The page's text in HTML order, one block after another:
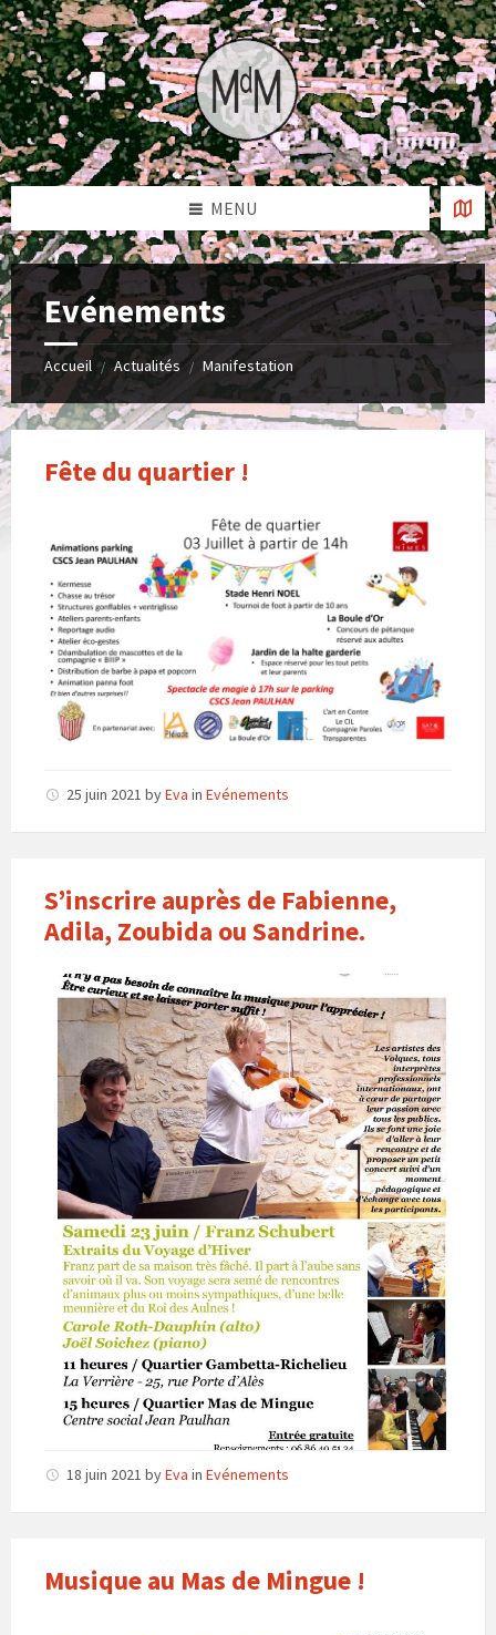
Skip
to
content
Skip
to
left
sidebar
Skip
to
footer
MENU
Evénements
Accueil / Actualités / Manifestation
Fête du quartier !
25 juin 2021 byEva in Evénements
S’inscrire auprès de Fabienne,
Adila, Zoubida ou Sandrine.
18 juin 2021 byEva in Evénements
Musique au Mas de Mingue !